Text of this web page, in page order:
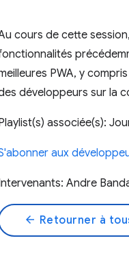
cours de cette
PWA, y
développeurs sur la
associée(s):
aux
Andre
arrow_back Retourner à